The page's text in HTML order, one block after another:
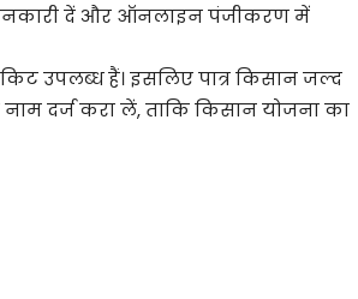
दें और ऑनलाइन पंजीकरण में
उपलब्ध हैं। इसलिए पात्र किसान जल्द
दर्ज करा लें, ताकि किसान योजना का